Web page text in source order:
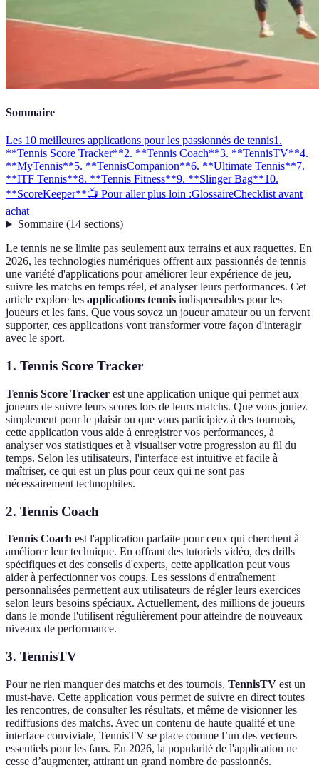
Sommaire
Les 10 meilleures applications pour les passionnés de tennis1.
**Tennis Score Tracker**2. **Tennis Coach**3. **TennisTV**4.
**MyTennis**5. **TennisCompanion**6. **Ultimate Tennis**7.
**ITF Tennis**8. **Tennis Fitness**9. **Slinger Bag**10.
**ScoreKeeper**📺 Pour aller plus loin :GlossaireChecklist avant
achat
Sommaire(14 sections)
Le tennis ne se limite pas seulement aux terrains et aux raquettes. En
2026, les technologies numériques offrent aux passionnés de tennis
une variété d'applications pour améliorer leur expérience de jeu,
suivre les matchs en temps réel, et analyser leurs performances. Cet
article explore les applications tennis indispensables pour les
joueurs et les fans. Que vous soyez un joueur amateur ou un fervent
supporter, ces applications vont transformer votre façon d'interagir
avec le sport.
1. Tennis Score Tracker
Tennis Score Tracker est une application unique qui permet aux
joueurs de suivre leurs scores lors de leurs matchs. Que vous jouiez
simplement pour le plaisir ou que vous participiez à des tournois,
cette application vous aide à enregistrer vos performances, à
analyser vos statistiques et à visualiser votre progression au fil du
temps. Selon les utilisateurs, l'interface est intuitive et facile à
maîtriser, ce qui est un plus pour ceux qui ne sont pas
nécessairement technophiles.
2. Tennis Coach
Tennis Coach est l'application parfaite pour ceux qui cherchent à
améliorer leur technique. En offrant des tutoriels vidéo, des drills
spécifiques et des conseils d'experts, cette application peut vous
aider à perfectionner vos coups. Les sessions d'entraînement
personnalisées permettent aux utilisateurs de régler leurs exercices
selon leurs besoins spéciaux. Actuellement, des millions de joueurs
dans le monde l'utilisent régulièrement pour atteindre de nouveaux
niveaux de performance.
3. TennisTV
Pour ne rien manquer des matchs et des tournois, TennisTV est un
must-have. Cette application vous permet de suivre en direct toutes
les rencontres, de consulter les résultats, et même de visionner les
rediffusions des matchs. Avec un contenu de haute qualité et une
interface conviviale, TennisTV se place comme l’un des vecteurs
essentiels pour les fans. En 2026, la popularité de l'application ne
cesse d’augmenter, attirant un grand nombre de passionnés.